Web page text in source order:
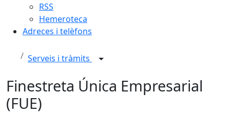
RSS
Hemeroteca
Adreces i telèfons
Serveis i tràmits
Finestreta Única Empresarial
(FUE)